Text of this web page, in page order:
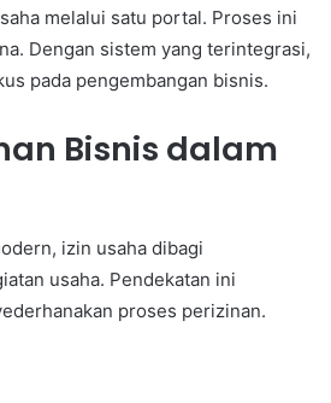
melalui satu portal. Proses ini
Dengan sistem yang terintegrasi,
pada pengembangan bisnis.
Bisnis dalam
izin usaha dibagi
usaha. Pendekatan ini
proses perizinan.